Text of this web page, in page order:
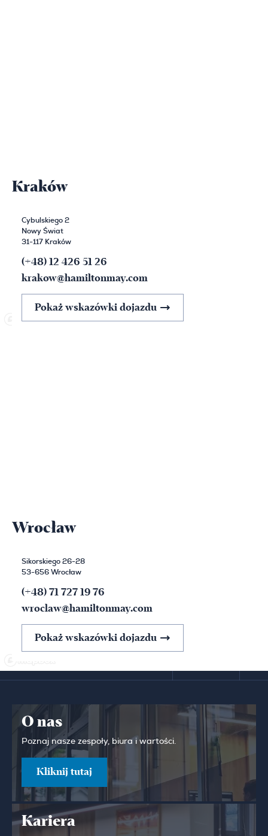
Kraków
Cybulskiego 2
Nowy Świat
31-117 Kraków
(+48) 12 426 51 26
krakow@hamiltonmay.com
Pokaż wskazówki dojazdu
Wrocław
Sikorskiego 26-28
53-656 Wrocław
(+48) 71 727 19 76
wroclaw@hamiltonmay.com
Pokaż wskazówki dojazdu
O nas
Poznaj nasze zespoły, biura i wartości.
Kliknij tutaj
Kariera